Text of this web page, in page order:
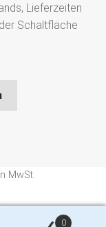
Lieferzeiten
Schaltfläche
0
MwSt.